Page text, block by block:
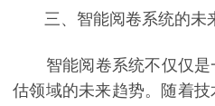
三、智能阅卷系统的未
智能阅卷系统不仅仅是
估领域的未来趋势。随着